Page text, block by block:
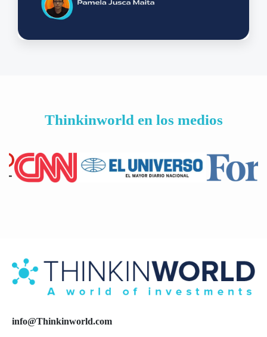
Thinkinworld en los medios
info@Thinkinworld.com